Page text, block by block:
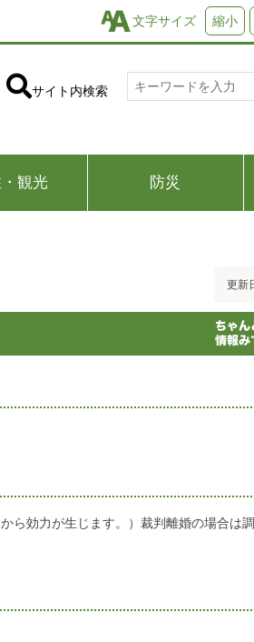
文字サイズ 縮小
サイト内検索
観光 防災
更新
ら効力が生じます。）裁判離婚の場合は